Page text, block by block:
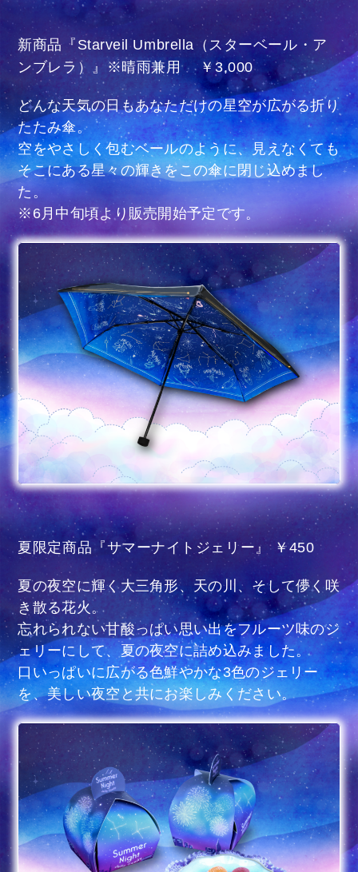
新商品『Starveil Umbrella（スターベール・ア
ンブレラ）』※晴雨兼用 ￥3,000
どんな天気の日もあなただけの星空が広がる折り
たたみ傘。
空をやさしく包むベールのように、見えなくても
そこにある星々の輝きをこの傘に閉じ込めまし
た。
※6月中旬頃より販売開始予定です。
夏限定商品『サマーナイトジェリー』 ￥450
夏の夜空に輝く大三角形、天の川、そして儚く咲
き散る花火。
忘れられない甘酸っぱい思い出をフルーツ味のジ
ェリーにして、夏の夜空に詰め込みました。
口いっぱいに広がる色鮮やかな3色のジェリー
を、美しい夜空と共にお楽しみください。